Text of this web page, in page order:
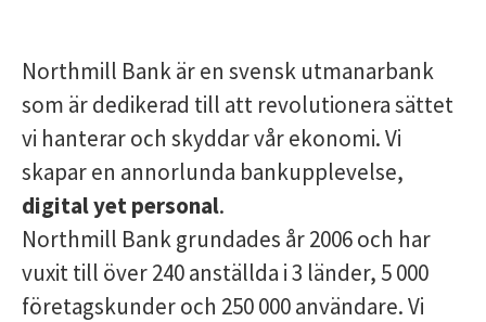
Northmill Bank är en svensk utmanarbank
som är dedikerad till att revolutionera sättet
vi hanterar och skyddar vår ekonomi. Vi
skapar en annorlunda bankupplevelse,
digital yet personal.
Northmill Bank grundades år 2006 och har
vuxit till över 240 anställda i 3 länder, 5 000
företagskunder och 250 000 användare. Vi